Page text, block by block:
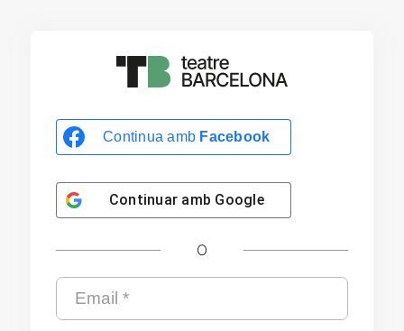
Continua amb Facebook
Continuar amb Google
O